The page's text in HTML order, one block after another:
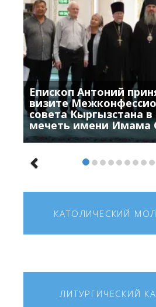
Епископ Антоний
визите
совета Кыргызстана
мечеть имени Имама
КАТОЛИЧЕСКИЙ
ЛИТУРГИЧЕСКИЙ